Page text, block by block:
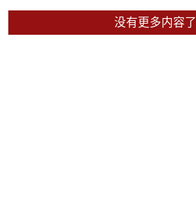
没有更多内容了